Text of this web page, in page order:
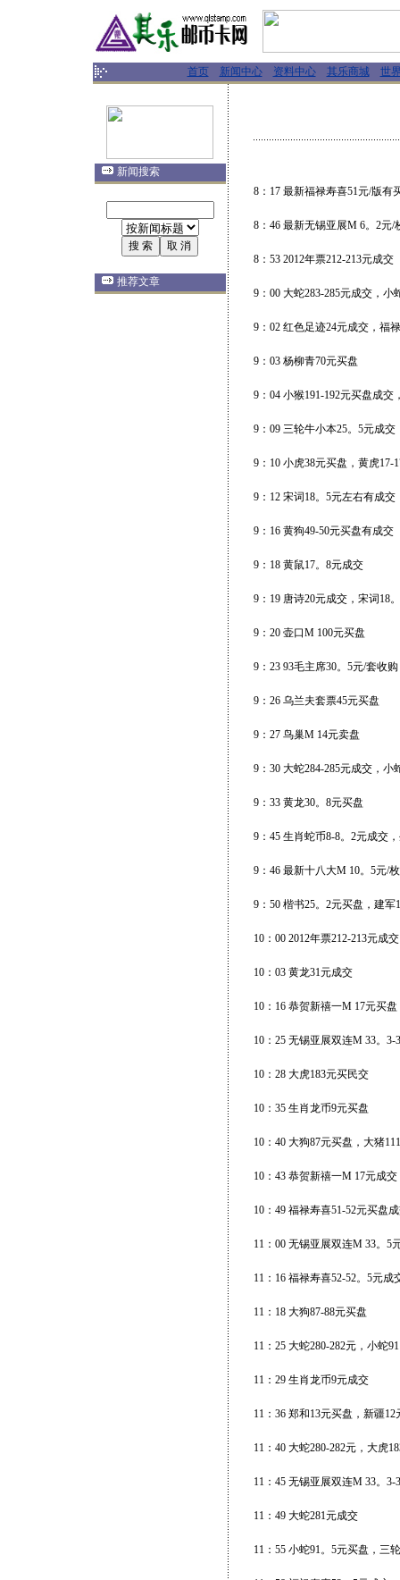
首页 新闻中心 资料中心 其乐商城 世
新闻搜索
推荐文章
8：17 最新福禄寿喜51元/版有
8：46 最新无锡亚展M 6。2元/
8：53 2012年票212-213元成交
9：00 大蛇283-285元成交，
9：02 红色足迹24元成交，福
9：03 杨柳青70元买盘
9：04 小猴191-192元买盘成
9：09 三轮牛小本25。5元成
9：10 小虎38元买盘，黄虎17-
9：12 宋词18。5元左右有成
9：16 黄狗49-50元买盘有成交
9：18 黄鼠17。8元成交
9：19 唐诗20元成交，宋词18
9：20 壶口M 100元买盘
9：23 93毛主席30。5元/套收
9：26 乌兰夫套票45元买盘
9：27 鸟巢M 14元卖盘
9：30 大蛇284-285元成交，小
9：33 黄龙30。8元买盘
9：45 生肖蛇币8-8。2元成交
9：46 最新十八大M 10。5元/
9：50 楷书25。2元买盘，建军
10：00 2012年票212-213元成交
10：03 黄龙31元成交
10：16 恭贺新禧一M 17元买盘
10：25 无锡亚展双连M 33。
10：28 大虎183元买民交
10：35 生肖龙币9元买盘
10：40 大狗87元买盘，大猪
10：43 恭贺新禧一M 17元成
10：49 福禄寿喜51-52元买盘
11：00 无锡亚展双连M 33。5
11：16 福禄寿喜52-52。5元成
11：18 大狗87-88元买盘
11：25 大蛇280-282元，小蛇
11：29 生肖龙币9元成交
11：36 郑和13元买盘，新疆12
11：40 大蛇280-282元，大虎
11：45 无锡亚展双连M 33。3-
11：49 大蛇281元成交
11：55 小蛇91。5元买盘，三